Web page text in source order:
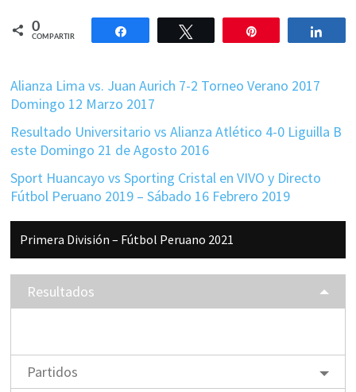
0
COMPARTIR
Compartir
Alianza Lima vs. Juan Aurich 7-2 Torneo Verano 2017
Domingo 12 Marzo 2017
Resultado Universitario vs Alianza Atlético 4-0 Liguilla B
este Domingo 21 de Agosto 2016
Sport Huancayo vs Sporting Cristal en VIVO y Directo
Fútbol Peruano 2019 – Sábado 16 Febrero 2019
Barra
lateral
principal
Primera División – Fútbol Peruano 2021
Resultados
Partidos